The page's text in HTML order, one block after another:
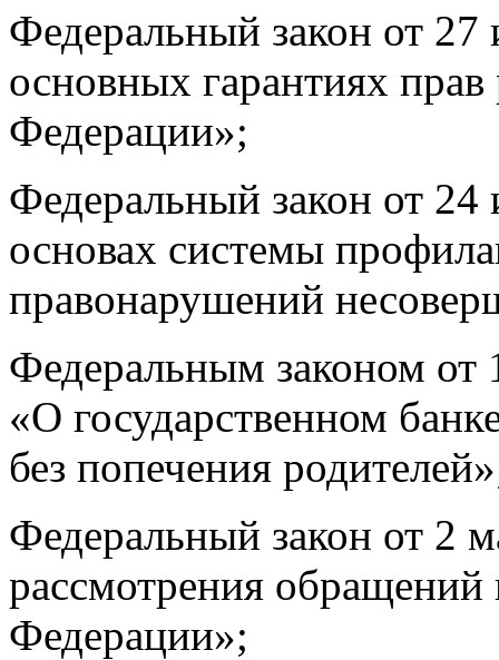
Федеральный закон от
основных гарантиях прав
Федерации»;
Федеральный закон от
основах системы
правонарушений
Федеральным законом
«О государственном
без попечения
Федеральный закон от 2
рассмотрения обращений
Федерации»;